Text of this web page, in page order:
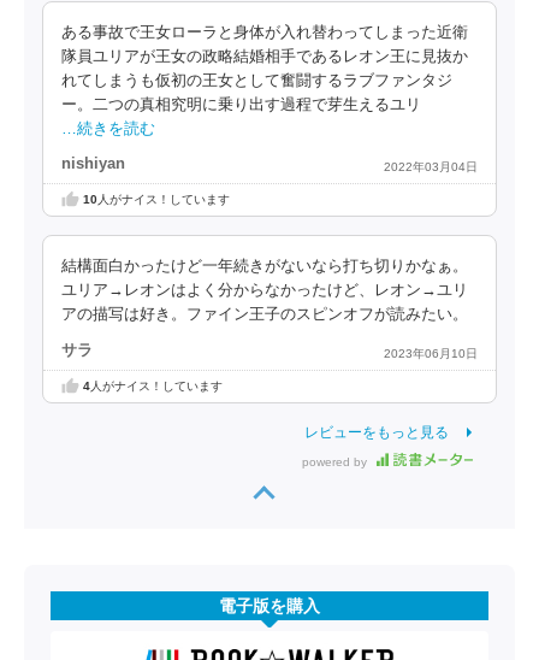
ある事故で王女ローラと身体が入れ替わってしまった近衛
隊員ユリアが王女の政略結婚相手であるレオン王に見抜か
れてしまうも仮初の王女として奮闘するラブファンタジ
ー。二つの真相究明に乗り出す過程で芽生えるユリ
…続きを読む
nishiyan 2022年03月04日
10人がナイス！しています
結構面白かったけど一年続きがないなら打ち切りかなぁ。
ユリア→レオンはよく分からなかったけど、レオン→ユリ
アの描写は好き。ファイン王子のスピンオフが読みたい。
サラ 2023年06月10日
4人がナイス！しています
レビューをもっと見る
powered by
電子版を購入